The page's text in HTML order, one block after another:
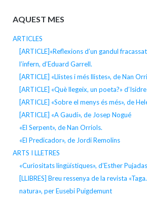
AQUEST MES
ARTICLES
[ARTICLE]«Reflexions d’un gandul
l’infern, d’Eduard Garrell.
[ARTICLE] «Llistes i més llistes», de Nan
[ARTICLE] «Què llegeix, un poeta?»
[ARTICLE] «Sobre el menys és més», de
[ARTICLE] «A Gaudí», de Josep Nogué
«El Serpent», de Nan Orriols.
«El Predicador», de Jordi Remolins
ARTS I LLETRES
«Curiositats lingüístiques», d’Esther
[LLIBRES] Breu ressenya de la revista
natura», per Eusebi Puigdemunt